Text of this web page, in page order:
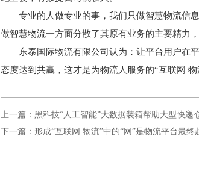
专业的人做专业的事，我们只做智慧物流信
做智慧物流一方面分散了其原有业务的主要精力
东泰国际物流有限公司认为：让平台用户在
态度达到共赢，这才是为物流人服务的“互联网 物
上一篇：黑科技“人工智能”大数据装箱帮助大型快递
下一篇：形成“互联网 物流”中的“网”是物流平台最终